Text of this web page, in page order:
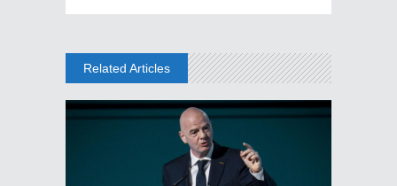
Related Articles